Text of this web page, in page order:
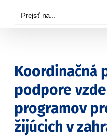
Prejsť na...
Koordinačná
podpore
programov
žijúcich v